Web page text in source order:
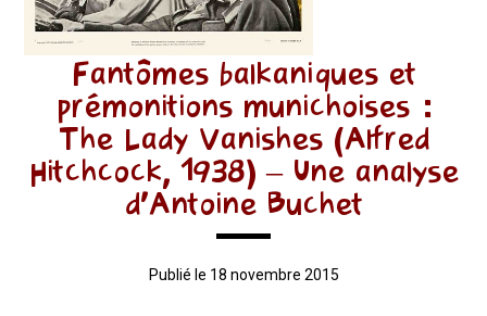
Fantômes balkaniques et
prémonitions munichoises :
The Lady Vanishes (Alfred
Hitchcock, 1938) – Une analyse
d’Antoine Buchet
Publié le 18 novembre 2015